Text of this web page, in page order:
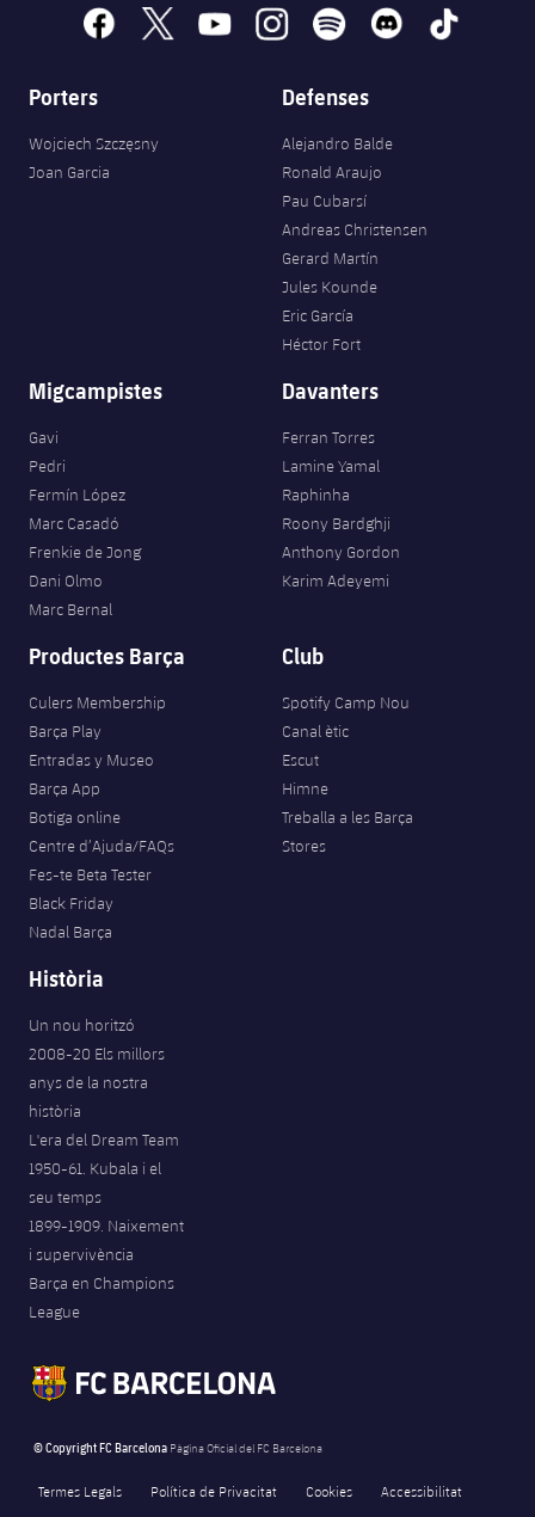
facebook
x youtubeinstagramspotify discord tiktok
Porters
Wojciech Szczęsny
Joan Garcia
Defenses
Alejandro Balde
Ronald Araujo
Pau Cubarsí
Andreas Christensen
Gerard Martín
Jules Kounde
Eric García
Héctor Fort
Migcampistes
Gavi
Pedri
Fermín López
Marc Casadó
Frenkie de Jong
Dani Olmo
Marc Bernal
Davanters
Ferran Torres
Lamine Yamal
Raphinha
Roony Bardghji
Anthony Gordon
Karim Adeyemi
Productes Barça
Culers Membership
Barça Play
Entradas y Museo
Barça App
Botiga online
Centre d’Ajuda/FAQs
Fes-te Beta Tester
Black Friday
Nadal Barça
Club
Spotify Camp Nou
Canal ètic
Escut
Himne
Treballa a les Barça
Stores
Història
Un nou horitzó
2008-20 Els millors
anys de la nostra
història
L'era del Dream Team
1950-61. Kubala i el
seu temps
1899-1909. Naixement
i supervivència
Barça en Champions
League
© Copyright FC Barcelona Pàgina Oficial del FC Barcelona
Termes Legals Política de Privacitat Cookies
Accessibilitat